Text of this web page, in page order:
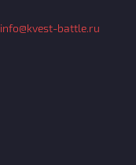
info@kvest-battle.ru